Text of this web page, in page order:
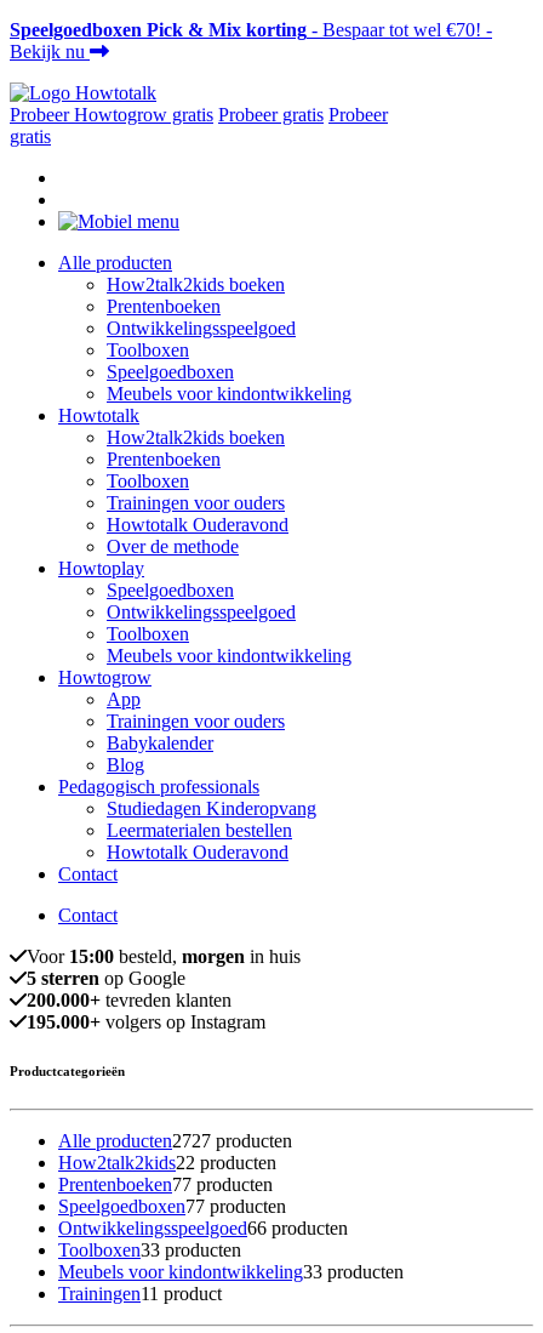
Speelgoedboxen Pick & Mix korting - Bespaar tot wel €70! -
Bekijk nu
Probeer Howtogrow gratis Probeer gratis Probeer
gratis
Alle producten
How2talk2kids boeken
Prentenboeken
Ontwikkelingsspeelgoed
Toolboxen
Speelgoedboxen
Meubels voor kindontwikkeling
Howtotalk
How2talk2kids boeken
Prentenboeken
Toolboxen
Trainingen voor ouders
Howtotalk Ouderavond
Over de methode
Howtoplay
Speelgoedboxen
Ontwikkelingsspeelgoed
Toolboxen
Meubels voor kindontwikkeling
Howtogrow
App
Trainingen voor ouders
Babykalender
Blog
Pedagogisch professionals
Studiedagen Kinderopvang
Leermaterialen bestellen
Howtotalk Ouderavond
Contact
Contact
Voor 15:00 besteld, morgen in huis
5 sterren op Google
200.000+ tevreden klanten
195.000+ volgers op Instagram
Productcategorieën
Alle producten2727 producten
How2talk2kids22 producten
Prentenboeken77 producten
Speelgoedboxen77 producten
Ontwikkelingsspeelgoed66 producten
Toolboxen33 producten
Meubels voor kindontwikkeling33 producten
Trainingen11 product